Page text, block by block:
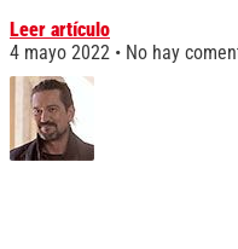
Leer artículo
4 mayo 2022
No hay